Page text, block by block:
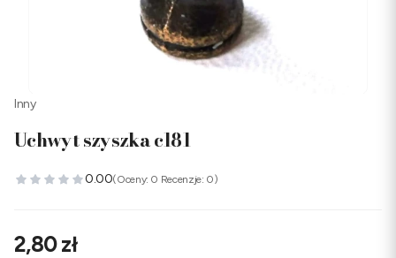
Inny
Uchwyt szyszka c181
0.00(Oceny: 0 Recenzje: 0)
Cena
2,80 zł